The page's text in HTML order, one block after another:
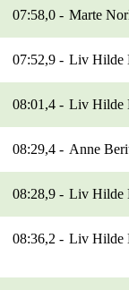
07:58,0 - Marte
07:52,9 - Liv Hilde
08:01,4 - Liv Hilde
08:29,4 - Anne
08:28,9 - Liv Hilde
08:36,2 - Liv Hilde